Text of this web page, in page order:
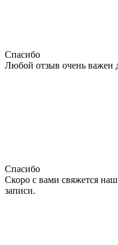
Спасибо
Любой отзыв очень важен
Спасибо
Скоро с вами свяжется
записи.